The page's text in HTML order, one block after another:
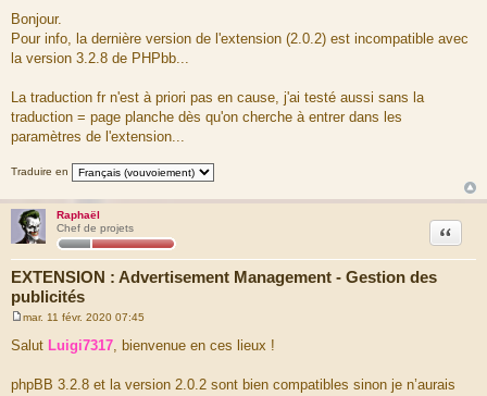
s
s
g
Bonjour.
Pour info, la dernière version de l'extension (2.0.2) est incompatible avec
la version 3.2.8 de PHPbb...
La traduction fr n'est à priori pas en cause, j'ai testé aussi sans la
traduction = page planche dès qu'on cherche à entrer dans les
paramètres de l'extension...
Traduire en
Raphaël
Chef de projets
EXTENSION : Advertisement Management - Gestion des
publicités
Citation
e
s
a
g
mar. 11 févr. 2020 07:45
Salut Luigi7317, bienvenue en ces lieux !
phpBB 3.2.8 et la version 2.0.2 sont bien compatibles sinon je n’aurais